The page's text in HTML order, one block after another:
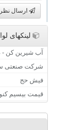
ارسال نظر
لینکهای
آب شیرین کن -
شرکت
فیش حج
قیمت بیسیم